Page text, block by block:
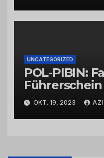
UNCATEGORIZED
POL-PIBIN:
Einfluss von
OKT. 19, 2023